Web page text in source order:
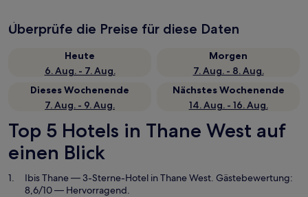
Überprüfe die Preise für diese Daten
Heute
6. Aug. - 7. Aug.
Morgen
7. Aug. - 8. Aug.
Dieses Wochenende
7. Aug. - 9. Aug.
Nächstes Wochenende
14. Aug. - 16. Aug.
Top 5 Hotels in Thane West auf
einen Blick
Ibis Thane— 3-Sterne-Hotel in Thane West. Gästebewertung:
8,6/10 — Hervorragend.